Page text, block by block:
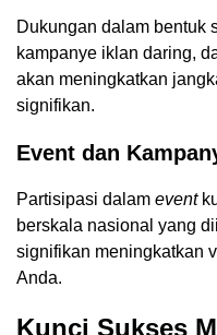
Dukungan dalam bentuk
kampanye iklan daring,
akan meningkatkan
signifikan.
Event dan
Partisipasi dalam event
berskala nasional yang
signifikan meningkatkan
Anda.
Kunci Sukses